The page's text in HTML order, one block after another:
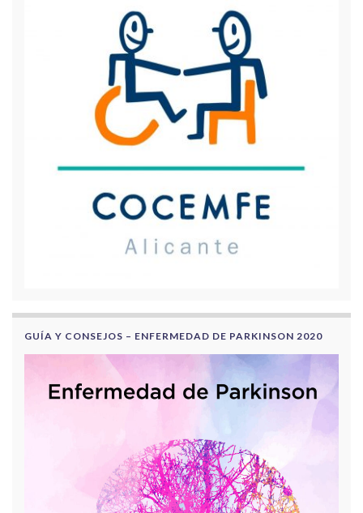
GUÍA Y CONSEJOS – ENFERMEDAD DE PARKINSON 2020